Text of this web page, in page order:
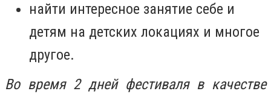
найти интересное занятие себе и
детям на детских локациях и многое
другое.
Во время 2 дней фестиваля в качестве